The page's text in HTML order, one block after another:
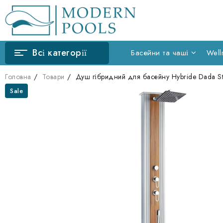
Перейти
до
вмісту
Всі категорії Басейни та чаші
Головна Товари Душ гібридний для басейну Hybride Dada
Sale